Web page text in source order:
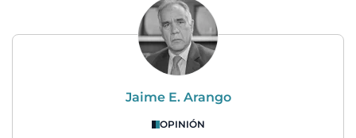
Jaime E. Arango
OPINIÓN